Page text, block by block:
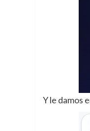
Y le damos